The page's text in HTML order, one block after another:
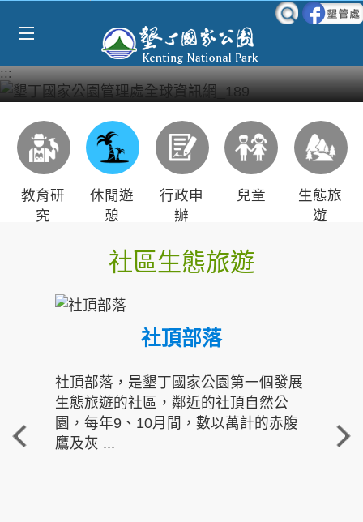
:::
教育研
究
休閒遊
憩
行政申
辦
兒童
生態旅
遊
社區生態旅遊
社頂部落
社頂部落，是墾丁國家公園第一個發展
生態旅遊的社區，鄰近的社頂自然公
園，每年9、10月間，數以萬計的赤腹
鷹及灰 ...
重
走進